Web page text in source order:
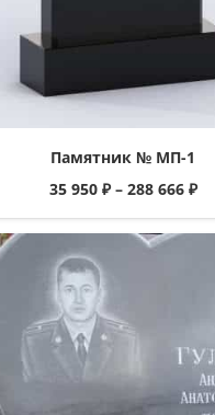
Памятник № МП-1
35 950 ₽– 288 666 ₽